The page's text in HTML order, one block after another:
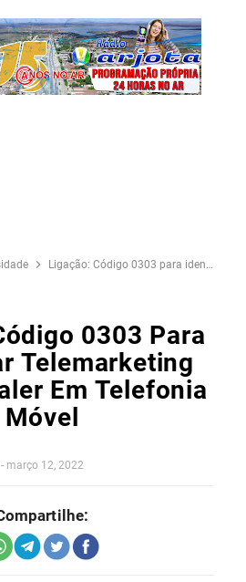
Ligação: Código 0303 para identificar telemarketing passa a valer em telefonia móvel
0303 Para
Telemarketing
Em Telefonia
Móvel
- março 12, 2022